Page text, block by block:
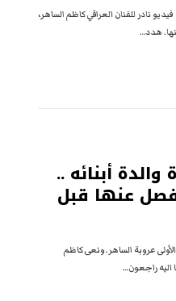
نادر للفنان العراقي كاظم الساهر،
أبنائه ..
عنها قبل
عروبة الساهر. ونعى كاظم
اليه راجعون…